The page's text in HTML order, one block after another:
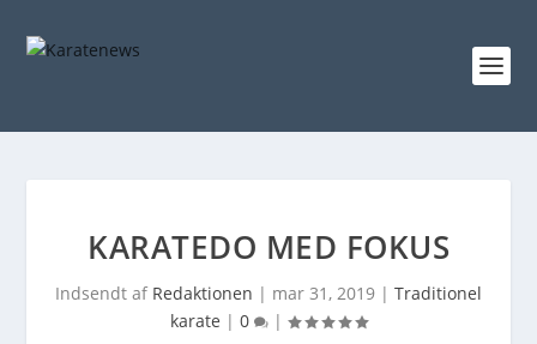
KARATEDO MED FOKUS
Indsendt af Redaktionen | mar 31, 2019 | Traditionel
karate | 0 |